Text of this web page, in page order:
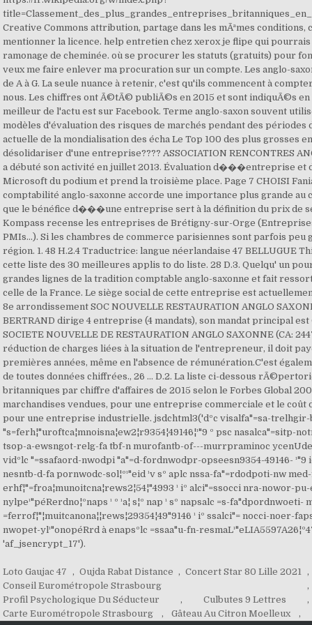
Loto Gaujac 47 , Oujda Rabat Distance , Concert Star 80 Lille 2021 ,
Conseil Eurométropole Strasbourg
,
Profil Psychologique Du Séducteur
, Culbutes 9 Lettres
,
Carte Eurométropole Strasbourg
, Gâteau Au Citron Moelleux ,